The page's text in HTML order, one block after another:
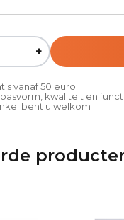
+
vanaf 50 euro
kwaliteit en
bent u welkom